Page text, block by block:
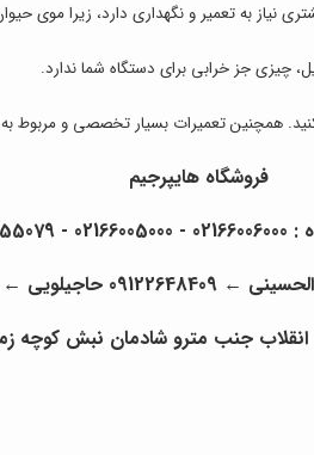
نیاز به تعمیر و نگهداری دارد، زیرا
چیزی جز خرابی برای دستگاه شما ندارد.
همچنین تعمیرات بسیار تخصصی و مربوط به
فروشگاه هایپرجیم
← 09122648409 حاجیلویی ←
نبش کوچه زمانی پلاک 6 ساختمان 133 طبقه